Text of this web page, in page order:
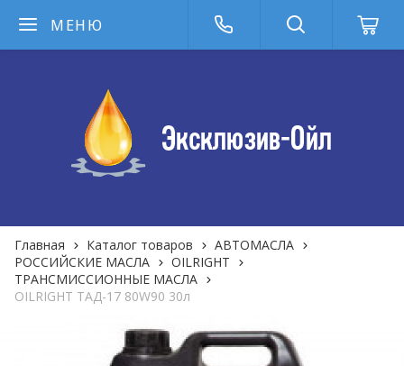
МЕНЮ
Главная Каталог товаров
АВТОМАСЛА
РОССИЙСКИЕ МАСЛА
OILRIGHT
ТРАНСМИССИОННЫЕ МАСЛА
OILRIGHT ТАД-17 80W90 30л